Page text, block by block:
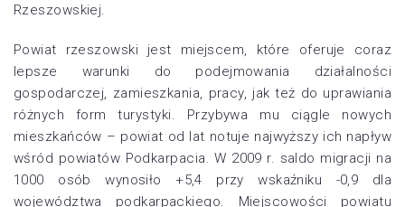
Rzeszowskiej.
Powiat rzeszowski jest miejscem, które oferuje coraz
lepsze warunki do podejmowania działalności
gospodarczej, zamieszkania, pracy, jak też do uprawiania
różnych form turystyki. Przybywa mu ciągle nowych
mieszkańców – powiat od lat notuje najwyższy ich napływ
wśród powiatów Podkarpacia. W 2009 r. saldo migracji na
1000 osób wynosiło +5,4 przy wskaźniku -0,9 dla
województwa podkarpackiego. Miejscowości powiatu